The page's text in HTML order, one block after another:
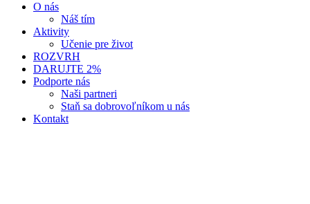
O nás
Náš tím
Aktivity
Učenie pre život
ROZVRH
DARUJTE 2%
Podporte nás
Naši partneri
Staň sa dobrovoľníkom u nás
Kontakt